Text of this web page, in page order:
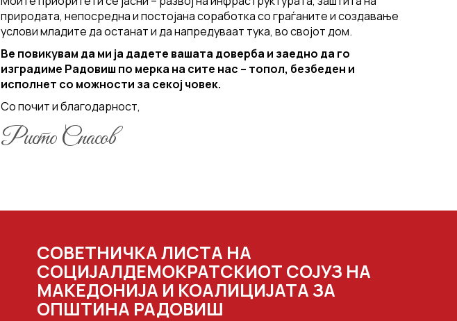
природата, непосредна и постојана соработка со граѓаните и создавање
услови младите да останат и да напредуваат тука, во својот дом.
Ве повикувам да ми ја дадете вашата доверба и заедно да го
изградиме Радовиш по мерка на сите нас – топол, безбеден и
исполнет со можности за секој човек.
Со почит и благодарност,
Ристо Спасов
СОВЕТНИЧКА ЛИСТА НА
СОЦИЈАЛДЕМОКРАТСКИОТ СОЈУЗ НА
МАКЕДОНИЈА И КОАЛИЦИЈАТА ЗА
ОПШТИНА РАДОВИШ